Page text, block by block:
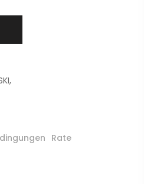
,
Rate